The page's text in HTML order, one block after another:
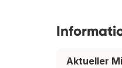
Aktueller